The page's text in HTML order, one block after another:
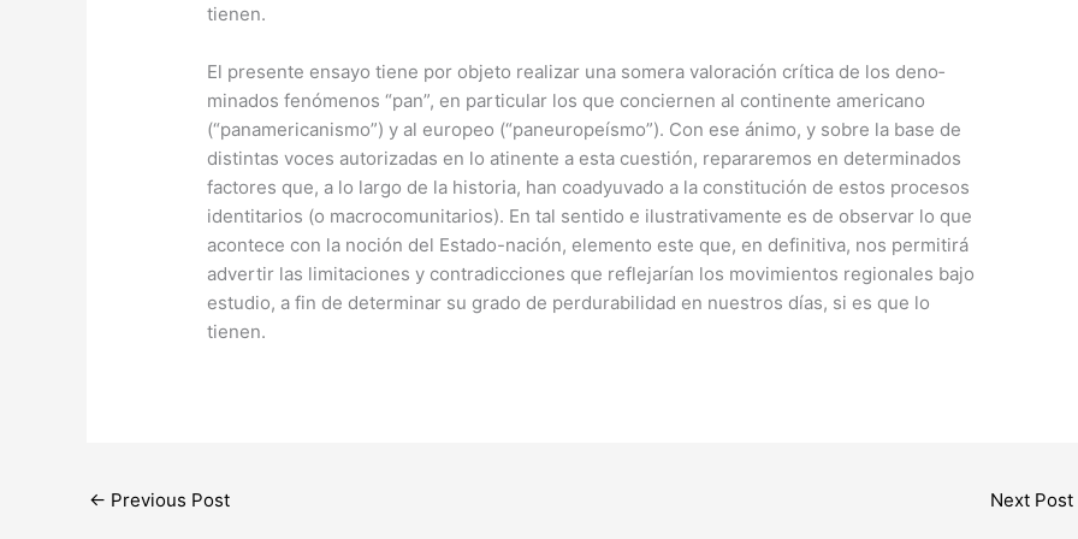
tienen.
El presente ensayo tiene por objeto realizar una somera valoración crítica de los deno­
minados fenómenos “pan”, en particular los que conciernen al continente americano
(“panamericanismo”) y al europeo (“pa­neuropeísmo”). Con ese ánimo, y sobre la base de
distintas voces autorizadas en lo atinente a esta cuestión, repararemos en determinados
factores que, a lo largo de la historia, han coadyuvado a la consti­tución de estos procesos
identitarios (o macrocomunitarios). En tal sentido e ilus­trativamente es de observar lo que
acontece con la noción del Estado-nación, elemento este que, en definitiva, nos permitirá
ad­vertir las limitaciones y contradicciones que reflejarían los movimientos regionales bajo
estudio, a fin de determinar su grado de perdurabilidad en nuestros días, si es que lo
tienen.
← Previous Post Next Post